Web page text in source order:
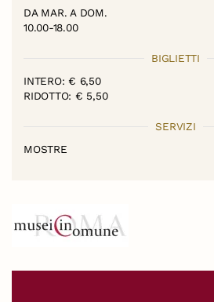
DA MAR. A DOM.
10.00-18.00
BIGLIETTI
INTERO: € 6,50
RIDOTTO: € 5,50
SERVIZI
MOSTRE